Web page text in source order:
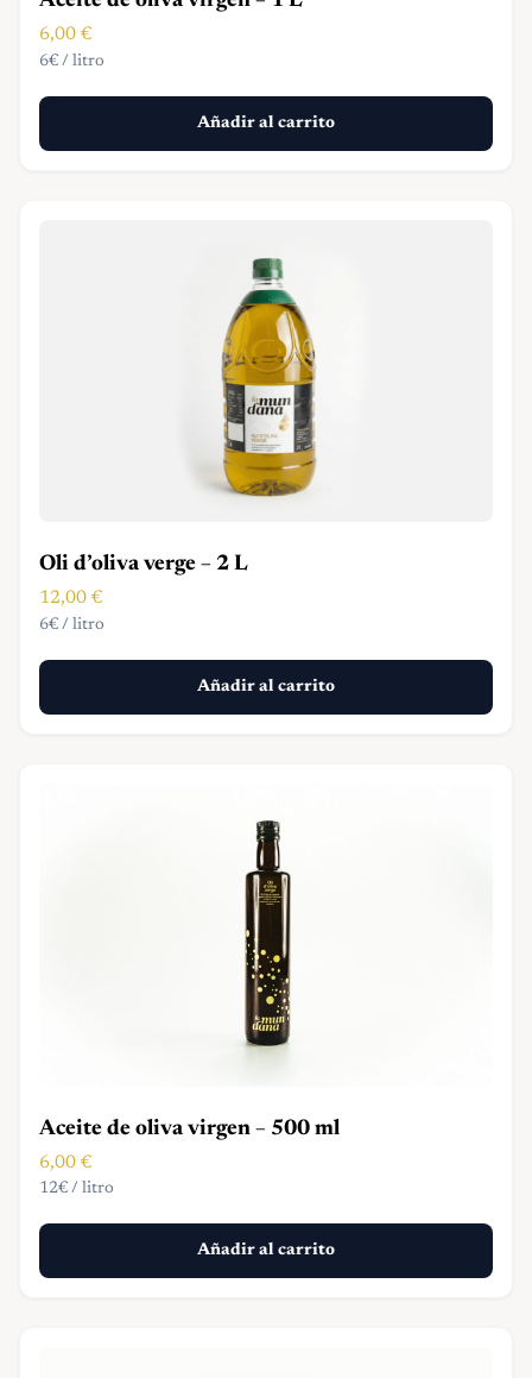
6,00 €
6€ / litro
Añadir al carrito
Oli d’oliva verge – 2 L
12,00 €
6€ / litro
Añadir al carrito
Aceite de oliva virgen – 500 ml
6,00 €
12€ / litro
Añadir al carrito